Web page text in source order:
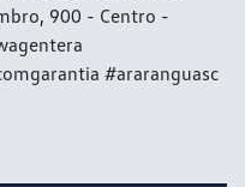
900 - Centro -
#araranguasc